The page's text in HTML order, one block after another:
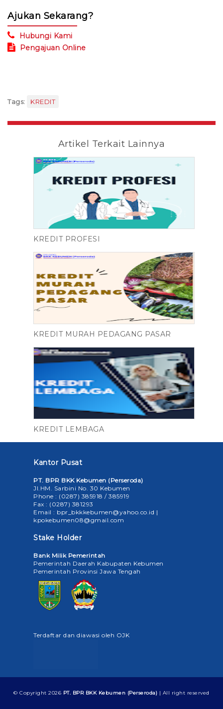
Ajukan Sekarang?
Hubungi Kami
Pengajuan Online
Tags: KREDIT
Artikel Terkait Lainnya
KREDIT PROFESI
KREDIT MURAH PEDAGANG PASAR
KREDIT LEMBAGA
Kantor Pusat
PT. BPR BKK Kebumen (Perseroda)
Jl.HM. Sarbini No. 30 Kebumen
Phone : (0287) 385918 / 385919
Fax : (0287) 381293
Email : bpr_bkkkebumen@yahoo.co.id |
kpokebumen08@gmail.com
Stake Holder
Bank Milik Pemerintah
Pemerintah Daerah Kabupaten Kebumen
Pemerintah Provinsi Jawa Tengah
Terdaftar dan diawasi oleh OJK
© Copyright2026 PT. BPR BKK Kebumen (Perseroda) | All right reserved